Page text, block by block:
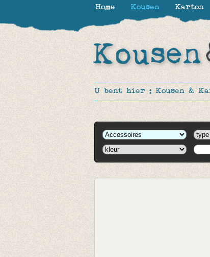
U bent hier : Kousen &
Home Kousen Karton